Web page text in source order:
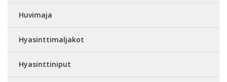
Huvimaja
Hyasinttimaljakot
Hyasinttiniput